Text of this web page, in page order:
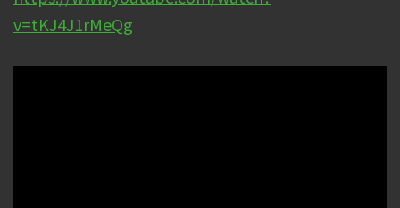
v=tKJ4J1rMeQg